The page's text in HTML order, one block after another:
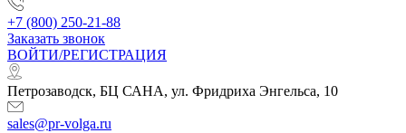
+7 (800) 250-21-88
Заказать звонок
ВОЙТИ/РЕГИСТРАЦИЯ
Петрозаводск, БЦ САНА, ул. Фридриха Энгельса, 10
sales@pr-volga.ru